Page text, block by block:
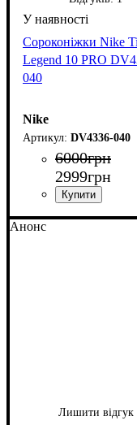
Сороконіжки Nike
Legend 10 PRO
040
Nike
DV4336-040
6000грн
2999грн
Анонс
Лишити відгук